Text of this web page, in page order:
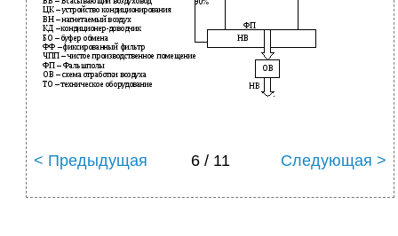
< Предыдущая 6 / 11 Следующая >